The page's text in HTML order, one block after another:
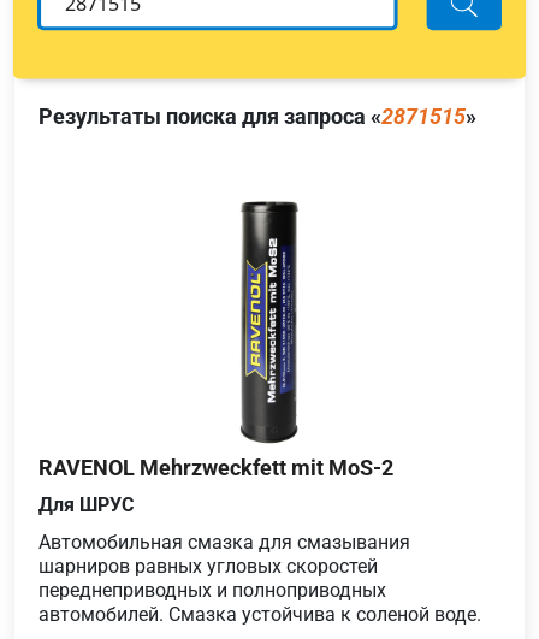
Результаты поиска для запроса «2871515»
RAVENOL Mehrzweckfett mit MoS-2
Для ШРУС
Автомобильная смазка для смазывания
шарниров равных угловых скоростей
переднеприводных и полноприводных
автомобилей. Смазка устойчива к соленой воде.